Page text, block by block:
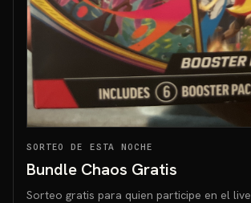
SORTEO DE ESTA NOCHE
Bundle Chaos Gratis
Sorteo gratis para quien participe en el live